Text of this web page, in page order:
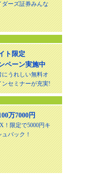
ダーズ証券みんな
ト限定
ペーン実施中
にうれしい無料オ
ンセミナーが充実!
万7000円
！限定で5000円キ
ュバック！